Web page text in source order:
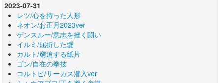
2023-07-31
レツ/心を持った人形
ネオン/お正月2023ver
ゲンスルー/意志を挫く闘い
イルミ/屈折した愛
カルト/窮追する紙片
ゴン/自在の拳技
コルトピ/サーカス潜入ver